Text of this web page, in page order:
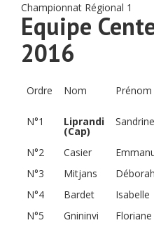
Championnat Régional 1
Equipe
2016
Ordre Nom Prénom
N°1
Liprandi
(Cap)
Sandrine
N°2 Casier
N°3
Mitjans Déborah
N°4
Bardet Isabelle
N°5
Gnininvi Floriane